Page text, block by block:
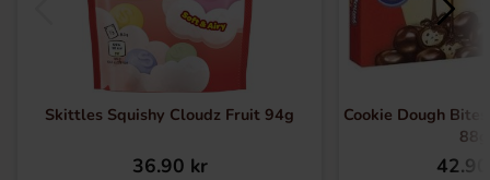
Skittles Squishy Cloudz Fruit 94g
36.90 kr
Cookie Dough
88g